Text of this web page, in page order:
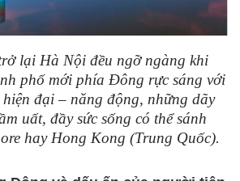
lại Hà Nội đều ngỡ ngàng khi
phố mới phía Đông rực sáng với
đại – năng động, những dãy
uất, đầy sức sống có thể sánh
hay Hong Kong (Trung Quốc).